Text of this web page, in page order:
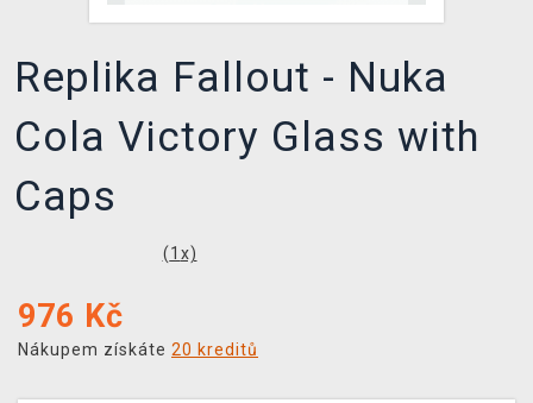
Replika Fallout - Nuka
Cola Victory Glass with
Caps
(1 x)
976 Kč
Nákupem získáte 20 kreditů